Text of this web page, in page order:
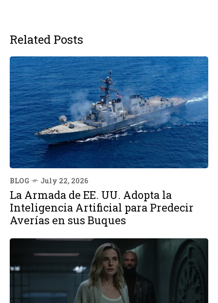
Related Posts
BLOG July 22, 2026
La Armada de EE. UU. Adopta la
Inteligencia Artificial para Predecir
Averías en sus Buques